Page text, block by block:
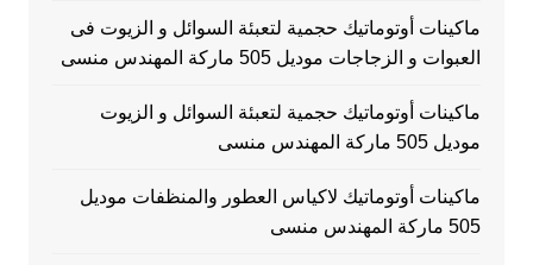
ماكينات أوتوماتيك حجمية لتعبئة السوائل و الزيوت فى
العبوات و الزجاجات موديل 505 ماركة المهندس منسى
ماكينات أوتوماتيك حجمية لتعبئة السوائل و الزيوت
موديل 505 ماركة المهندس منسى
ماكينات أوتوماتيك لاكياس العطور والمنظفات موديل
505 ماركة المهندس منسى